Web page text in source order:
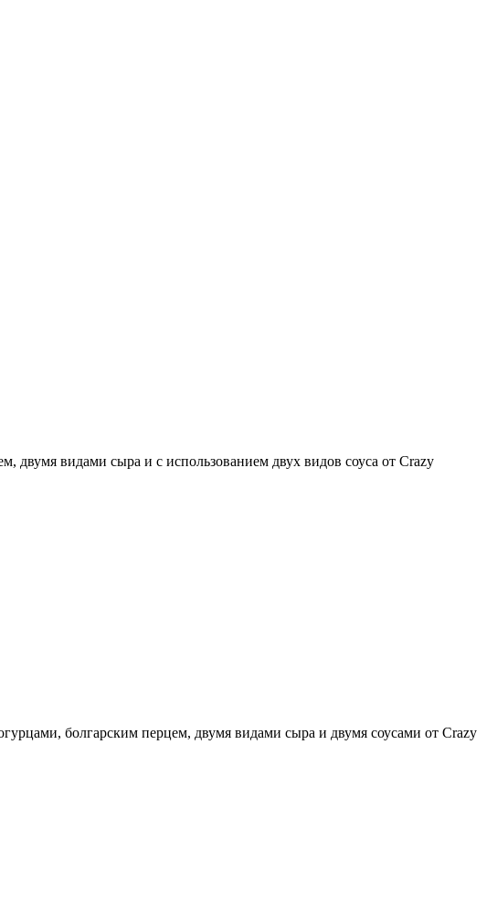
видами сыра и с использованием двух видов соуса от Crazy
болгарским перцем, двумя видами сыра и двумя соусами от Crazy